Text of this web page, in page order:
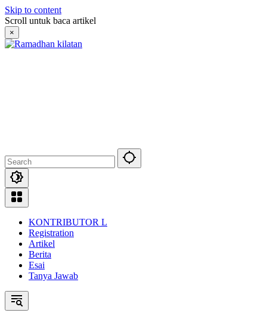
Skip to content
Scroll untuk baca artikel
×
KONTRIBUTOR L
Registration
Artikel
Berita
Esai
Tanya Jawab